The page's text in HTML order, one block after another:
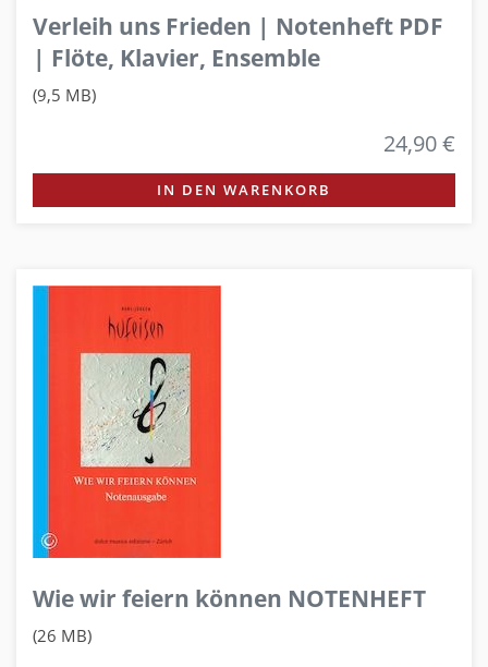
Verleih uns Frieden | Notenheft PDF
| Flöte, Klavier, Ensemble
(9,5 MB)
24,90 €
IN DEN WARENKORB
Wie wir feiern können NOTENHEFT
(26 MB)